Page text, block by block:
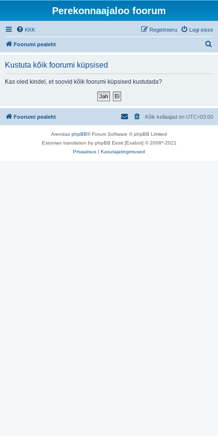
Perekonnaajaloo foorum
KKK Logi sisse
Registreeru
Foorumi pealeht
Kustuta kõik foorumi küpsised
Kas oled kindel, et soovid kõik foorumi küpsised kustutada?
Foorumi pealeht Kõik kellaajad on UTC+03:00
Arendas phpBB® Forum Software © phpBB Limited
Estonian translation by phpBB Eesti [Exabot] © 2008*-2021
Privaatsus | Kasutajatingimused